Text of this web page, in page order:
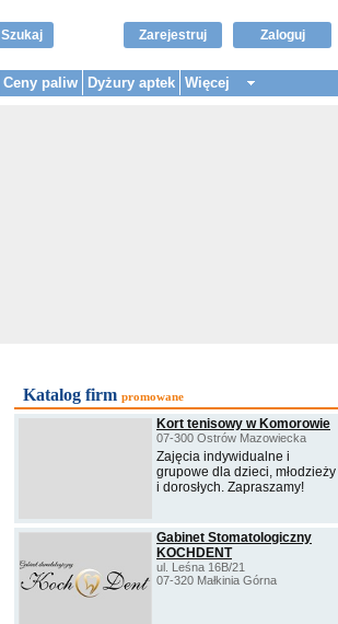
Szukaj Zaloguj
Zarejestruj
Ceny paliw Dyżury aptek Więcej
Katalog firm promowane
Kort tenisowy w Komorowie
07-300 Ostrów Mazowiecka
Zajęcia indywidualne i
grupowe dla dzieci, młodzieży
i dorosłych. Zapraszamy!
Gabinet Stomatologiczny
KOCHDENT
ul. Leśna 16B/21
07-320 Małkinia Górna